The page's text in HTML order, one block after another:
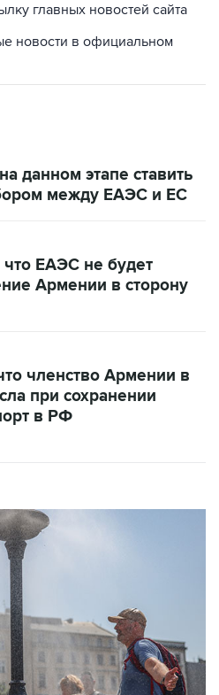
главных новостей сайта
новости в официальном
данном этапе ставить
между ЕАЭС и ЕС
ЕАЭС не будет
Армении в сторону
членство Армении в
при сохранении
в РФ